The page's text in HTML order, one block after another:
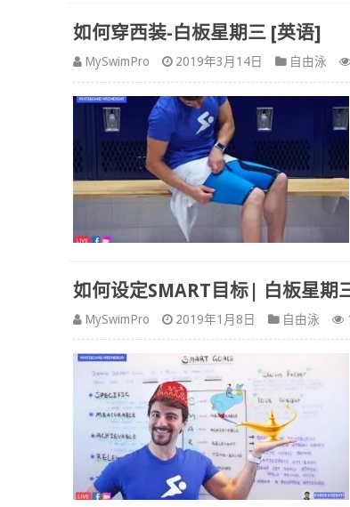
如何穿西装-白板星期三 [英语]
MySwimPro 2019年3月14日 自由泳
如何设定SMART目标| 白板星期
MySwimPro 2019年1月8日 自由泳